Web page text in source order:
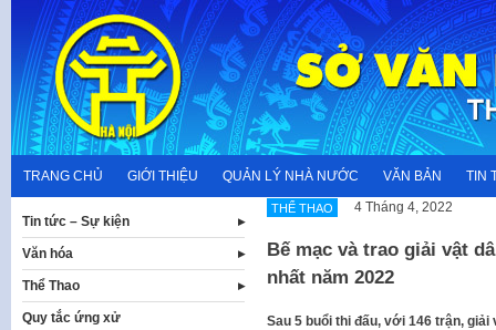
content
TRANG CHỦ GIỚI THIỆU QUẢN LÝ NHÀ NƯỚC VĂN BẢN TIN
THỂ THAO 4 Tháng 4, 2022
Bế mạc và trao giải vật
nhất năm 2022
Sau 5 buổi thi đấu, với 146 trận,
Tin tức – Sự kiện
Văn hóa
Thể Thao
Quy tắc ứng xử